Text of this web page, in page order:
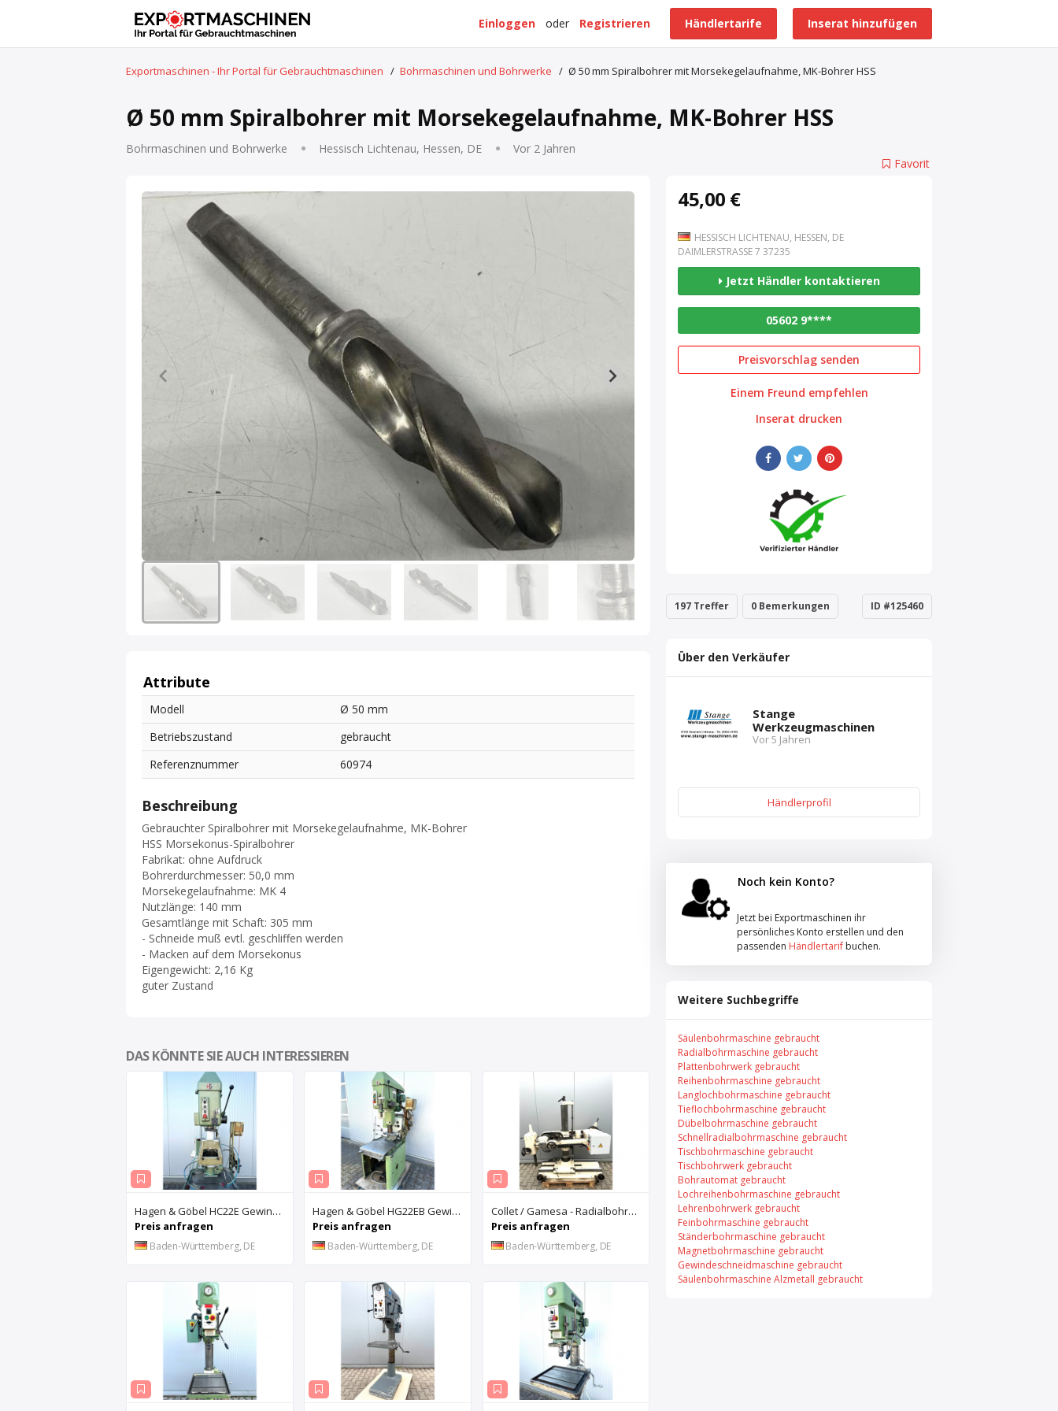
Inserat hinzufügen
Händlertarife
Registrieren
oder
Einloggen
Exportmaschinen - Ihr Portal für Gebrauchtmaschinen / Bohrmaschinen und Bohrwerke / Ø 50 mm Spiralbohrer mit Morsekegelaufnahme, MK-Bohrer HSS
Ø 50 mm Spiralbohrer mit Morsekegelaufnahme, MK-Bohrer HSS
Bohrmaschinen und Bohrwerke Hessisch Lichtenau, Hessen, DE Vor 2 Jahren
Attribute
Modell
Ø 50 mm
Betriebszustand
gebraucht
Referenznummer
60974
Beschreibung
Gebrauchter Spiralbohrer mit Morsekegelaufnahme, MK-Bohrer
HSS Morsekonus-Spiralbohrer
Fabrikat: ohne Aufdruck
Bohrerdurchmesser: 50,0 mm
Morsekegelaufnahme: MK 4
Nutzlänge: 140 mm
Gesamtlänge mit Schaft: 305 mm
- Schneide muß evtl. geschliffen werden
- Macken auf dem Morsekonus
Eigengewicht: 2,16 Kg
guter Zustand
DAS KÖNNTE SIE AUCH INTERESSIEREN
Hagen & Göbel HC22E Gewindebohrmaschine
Preis anfragen
Baden-Württemberg, DE
Hagen & Göbel HG22EB Gewindebohrmaschine
Preis anfragen
Baden-Württemberg, DE
Collet / Gamesa - Radialbohrmaschine / Mobil einsetzbar mittels Kran
Preis anfragen
Baden-Württemberg, DE
Favorit
45,00 €
HESSISCH LICHTENAU, HESSEN, DE
DAIMLERSTRASSE 7 37235
Jetzt Händler kontaktieren
05602 9****
Preisvorschlag senden
Einem Freund empfehlen
Inserat drucken
197 Treffer 0 Bemerkungen ID #125460
Über den Verkäufer
Stange
Werkzeugmaschinen
Vor 5 Jahren
Händlerprofil
Noch kein Konto?
Jetzt bei Exportmaschinen ihr
persönliches Konto erstellen und den
passenden Händlertarif buchen.
Weitere Suchbegriffe
Säulenbohrmaschine gebraucht
Radialbohrmaschine gebraucht
Plattenbohrwerk gebraucht
Reihenbohrmaschine gebraucht
Langlochbohrmaschine gebraucht
Tieflochbohrmaschine gebraucht
Dübelbohrmaschine gebraucht
Schnellradialbohrmaschine gebraucht
Tischbohrmaschine gebraucht
Tischbohrwerk gebraucht
Bohrautomat gebraucht
Lochreihenbohrmaschine gebraucht
Lehrenbohrwerk gebraucht
Feinbohrmaschine gebraucht
Ständerbohrmaschine gebraucht
Magnetbohrmaschine gebraucht
Gewindeschneidmaschine gebraucht
Säulenbohrmaschine Alzmetall gebraucht